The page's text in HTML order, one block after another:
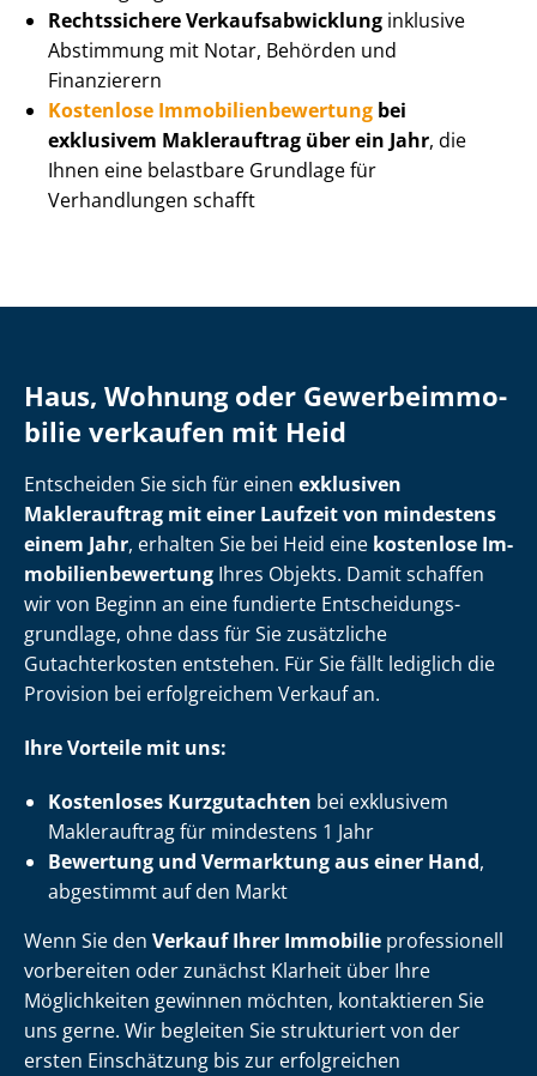
Rechtssichere Ver­kaufs­ab­wick­lung inklusive
Abstimmung mit Notar, Behörden und
Finanzierern
Kostenlose Im­mo­bi­li­en­be­wer­tung bei
exklusivem Maklerauftrag über ein Jahr, die
Ihnen eine belastbare Grundlage für
Verhandlungen schafft
Haus, Wohnung oder Ge­wer­be­im­mo­
bi­lie verkaufen mit Heid
Entscheiden Sie sich für einen exklusiven
Maklerauftrag mit einer Laufzeit von mindestens
einem Jahr, erhalten Sie bei Heid eine kostenlose Im­
mo­bi­li­en­be­wer­tung Ihres Objekts. Damit schaffen
wir von Beginn an eine fundierte Ent­schei­dungs­
grund­la­ge, ohne dass für Sie zusätzliche
Gutachterkosten entstehen. Für Sie fällt lediglich die
Provision bei erfolgreichem Verkauf an.
Ihre Vorteile mit uns:
Kostenloses Kurzgutachten bei exklusivem
Maklerauftrag für mindestens 1 Jahr
Bewertung und Vermarktung aus einer Hand,
abgestimmt auf den Markt
Wenn Sie den Verkauf Ihrer Immobilie professionell
vorbereiten oder zunächst Klarheit über Ihre
Möglichkeiten gewinnen möchten, kontaktieren Sie
uns gerne. Wir begleiten Sie strukturiert von der
ersten Einschätzung bis zur erfolgreichen